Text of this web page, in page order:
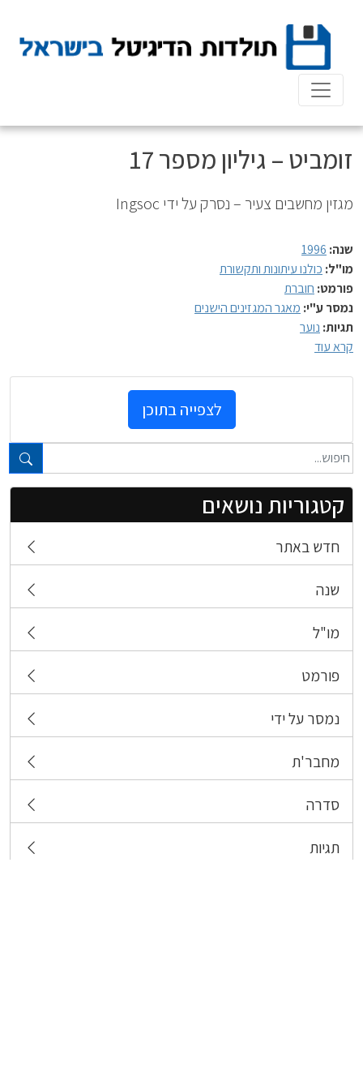
content
טקסט חופשי...
קטגוריות נושאים
חדש באתר
שנה
מו"ל
פורמט
נמסר על ידי
מחבר'ת
סדרה
תגיות
זומביט – גיליון מספר 17
מגזין מחשבים צעיר – נסרק על ידי Ingsoc
שנה: 1996
מו"ל: כולנו עיתונות ותקשורת
פורמט: חוברת
נמסר ע"י: מאגר המגזינים הישנים
תגיות: נוער
קרא עוד
לצפייה בתוכן